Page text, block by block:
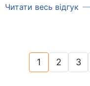
Читати весь відгук
1(current)
2 3